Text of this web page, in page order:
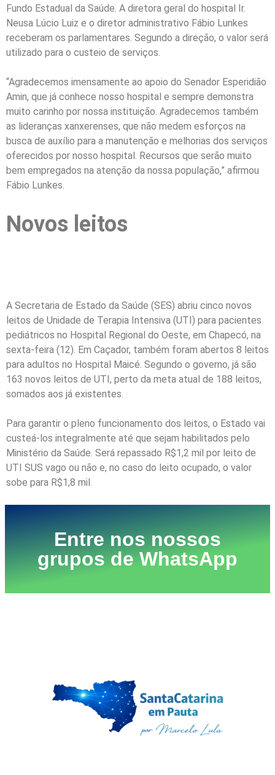
Fundo Estadual da Saúde. A diretora geral do hospital Ir.
Neusa Lúcio Luiz e o diretor administrativo Fábio Lunkes
receberam os parlamentares. Segundo a direção, o valor será
utilizado para o custeio de serviços.
“Agradecemos imensamente ao apoio do Senador Esperidião
Amin, que já conhece nosso hospital e sempre demonstra
muito carinho por nossa instituição. Agradecemos também
as lideranças xanxerenses, que não medem esforços na
busca de auxílio para a manutenção e melhorias dos serviços
oferecidos por nosso hospital. Recursos que serão muito
bem empregados na atenção da nossa população,” afirmou
Fábio Lunkes.
Novos leitos
A Secretaria de Estado da Saúde (SES) abriu cinco novos
leitos de Unidade de Terapia Intensiva (UTI) para pacientes
pediátricos no Hospital Regional do Oeste, em Chapecó, na
sexta-feira (12). Em Caçador, também foram abertos 8 leitos
para adultos no Hospital Maicé. Segundo o governo, já são
163 novos leitos de UTI, perto da meta atual de 188 leitos,
somados aos já existentes.
Para garantir o pleno funcionamento dos leitos, o Estado vai
custeá-los integralmente até que sejam habilitados pelo
Ministério da Saúde. Será repassado R$1,2 mil por leito de
UTI SUS vago ou não e, no caso do leito ocupado, o valor
sobe para R$1,8 mil.
Entre nos nossos
grupos de WhatsApp